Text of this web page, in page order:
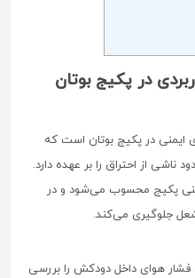
در پکیج بوتان
ایمنی در پکیج بوتان است که
ناشی از احتراق را بر عهده دارد.
پکیج محسوب می‌شود و در
جلوگیری می‌کند.
فشار هوای داخل دودکش را بررسی